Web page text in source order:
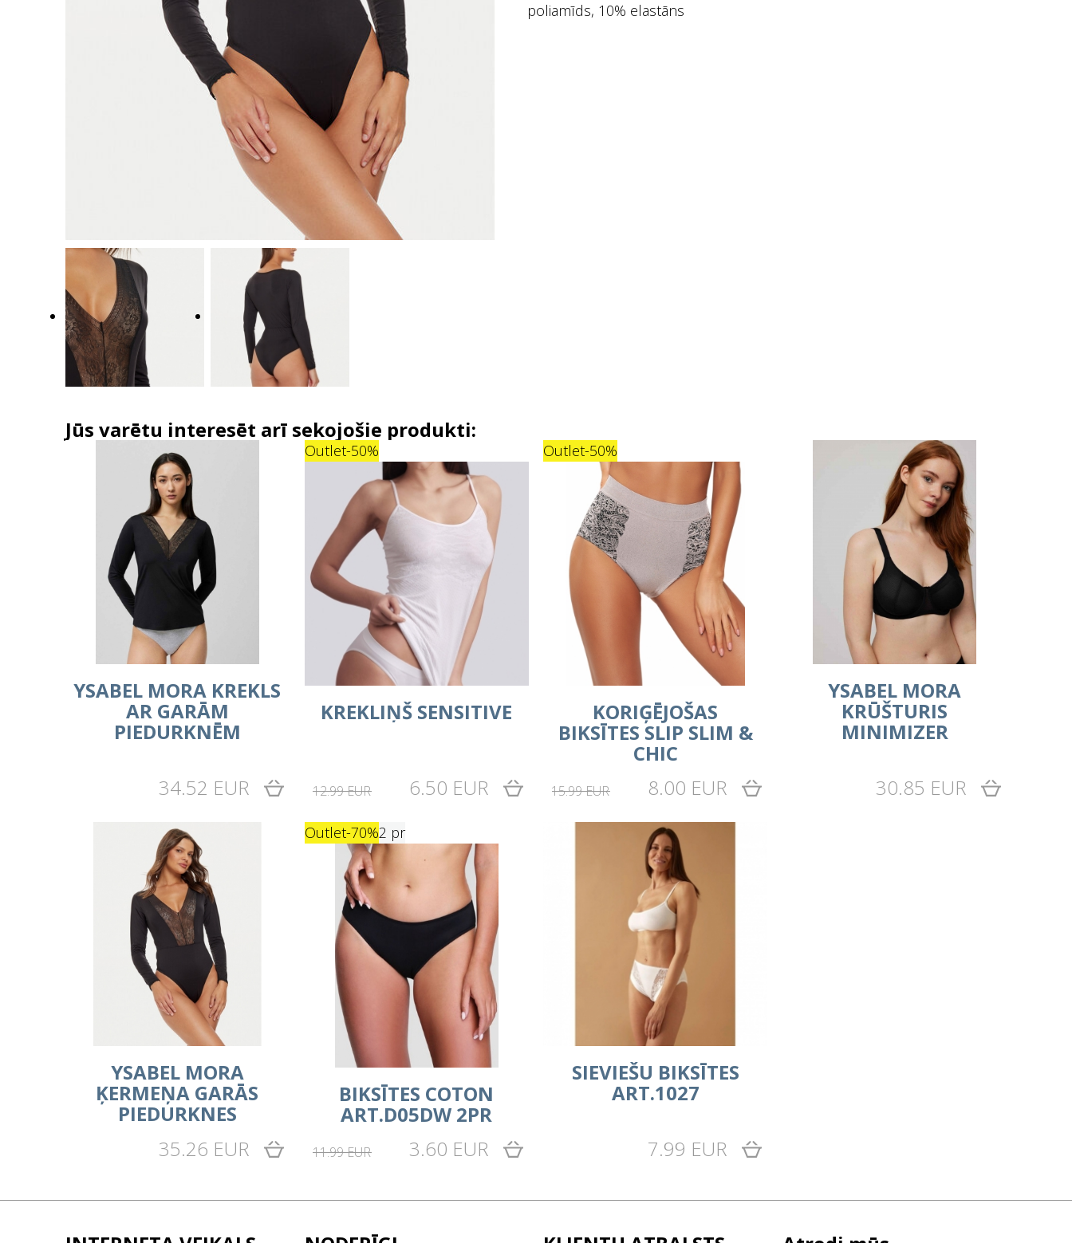
poliamīds, 10% elastāns
Jūs varētu interesēt arī sekojošie produkti:
YSABEL MORA KREKLS
AR GARĀM
PIEDURKNĒM
34.52 EUR
Outlet-50%
KREKLIŅŠ SENSITIVE
12.99 EUR 6.50 EUR
Outlet-50%
KORIĢĒJOŠAS
BIKSĪTES SLIP SLIM &
CHIC
15.99 EUR 8.00 EUR
YSABEL MORA
KRŪŠTURIS
MINIMIZER
30.85 EUR
YSABEL MORA
ĶERMEŅA GARĀS
PIEDURKNES
35.26 EUR
Outlet-70%2 pr
BIKSĪTES COTON
ART.D05DW 2PR
11.99 EUR 3.60 EUR
SIEVIEŠU BIKSĪTES
ART.1027
7.99 EUR